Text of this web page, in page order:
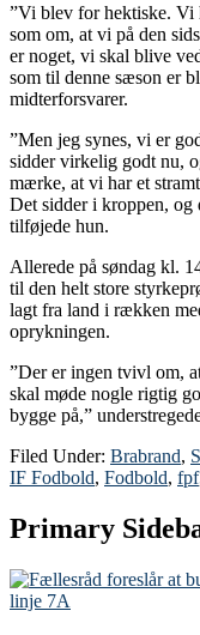
”Vi blev for hektiske. Vi
som om, at vi på den
er noget, vi skal blive
som til denne sæson er
midterforsvarer.
”Men jeg synes, vi er
sidder virkelig godt nu,
mærke, at vi har et
Det sidder i kroppen, og
tilføjede hun.
Allerede på søndag kl.
til den helt store
lagt fra land i rækken
oprykningen.
”Der er ingen tvivl om,
skal møde nogle rigtig
bygge på,”
Filed Under: Brabrand,
IF Fodbold, Fodbold, fpf
Primary